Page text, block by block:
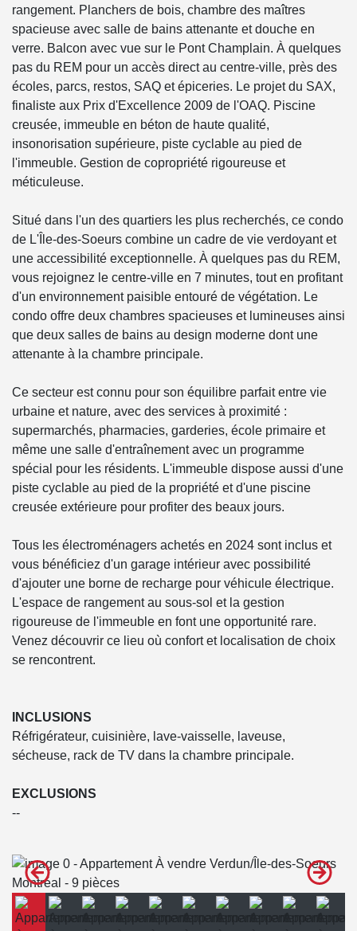
rangement. Planchers de bois, chambre des maîtres
spacieuse avec salle de bains attenante et douche en
verre. Balcon avec vue sur le Pont Champlain. À quelques
pas du REM pour un accès direct au centre-ville, près des
écoles, parcs, restos, SAQ et épiceries. Le projet du SAX,
finaliste aux Prix d'Excellence 2009 de l'OAQ. Piscine
creusée, immeuble en béton de haute qualité,
insonorisation supérieure, piste cyclable au pied de
l'immeuble. Gestion de copropriété rigoureuse et
méticuleuse.
Situé dans l'un des quartiers les plus recherchés, ce condo
de L'Île-des-Soeurs combine un cadre de vie verdoyant et
une accessibilité exceptionnelle. À quelques pas du REM,
vous rejoignez le centre-ville en 7 minutes, tout en profitant
d'un environnement paisible entouré de végétation. Le
condo offre deux chambres spacieuses et lumineuses ainsi
que deux salles de bains au design moderne dont une
attenante à la chambre principale.
Ce secteur est connu pour son équilibre parfait entre vie
urbaine et nature, avec des services à proximité :
supermarchés, pharmacies, garderies, école primaire et
même une salle d'entraînement avec un programme
spécial pour les résidents. L'immeuble dispose aussi d'une
piste cyclable au pied de la propriété et d'une piscine
creusée extérieure pour profiter des beaux jours.
Tous les électroménagers achetés en 2024 sont inclus et
vous bénéficiez d'un garage intérieur avec possibilité
d'ajouter une borne de recharge pour véhicule électrique.
L'espace de rangement au sous-sol et la gestion
rigoureuse de l'immeuble en font une opportunité rare.
Venez découvrir ce lieu où confort et localisation de choix
se rencontrent.
INCLUSIONS
Réfrigérateur, cuisinière, lave-vaisselle, laveuse,
sécheuse, rack de TV dans la chambre principale.
EXCLUSIONS
--